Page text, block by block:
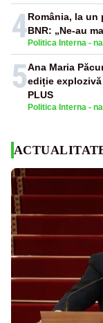
4 Politica Interna -
România, la un
BNR: „Ne-au
5
Politica Interna -
Ana Maria
ediție
PLUS